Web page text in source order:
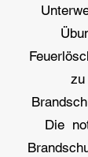
zu
Die